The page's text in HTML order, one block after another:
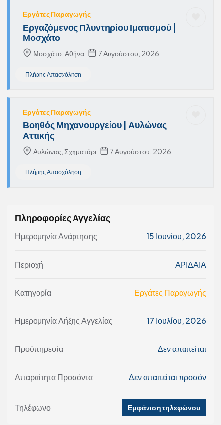
Εργάτες Παραγωγής
Εργαζόμενος Πλυντηρίου Ιματισμού |
Μοσχάτο
Μοσχάτο, Αθήνα 7 Αυγούστου, 2026
Πλήρης Απασχόληση
Εργάτες Παραγωγής
Βοηθός Μηχανουργείου | Αυλώνας
Αττικής
Αυλώνας, Σχηματάρι 7 Αυγούστου, 2026
Πλήρης Απασχόληση
Πληροφορίες Αγγελίας
Ημερομηνία Ανάρτησης 15 Ιουνίου, 2026
Περιοχή ΑΡΙΔΑΙΑ
Κατηγορία Εργάτες Παραγωγής
Ημερομηνία Λήξης Αγγελίας 17 Ιουλίου, 2026
Προϋπηρεσία Δεν απαιτείται
Απαραίτητα Προσόντα Δεν απαιτείται προσόν
Τηλέφωνο Εμφάνιση τηλεφώνου